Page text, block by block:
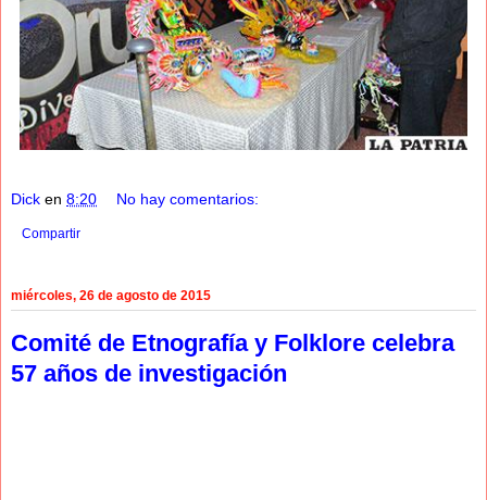
Dick en 8:20 No hay comentarios:
Compartir
miércoles, 26 de agosto de 2015
Comité de Etnografía y Folklore celebra
57 años de investigación